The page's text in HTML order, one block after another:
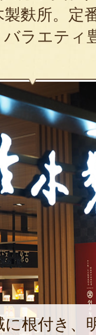
麩所。定
ラエティ
に根付き、